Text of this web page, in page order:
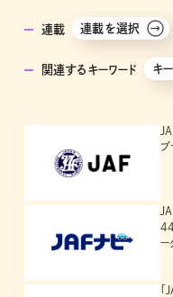
連載 連載を選択
関連するキーワード キ
ブ
ー